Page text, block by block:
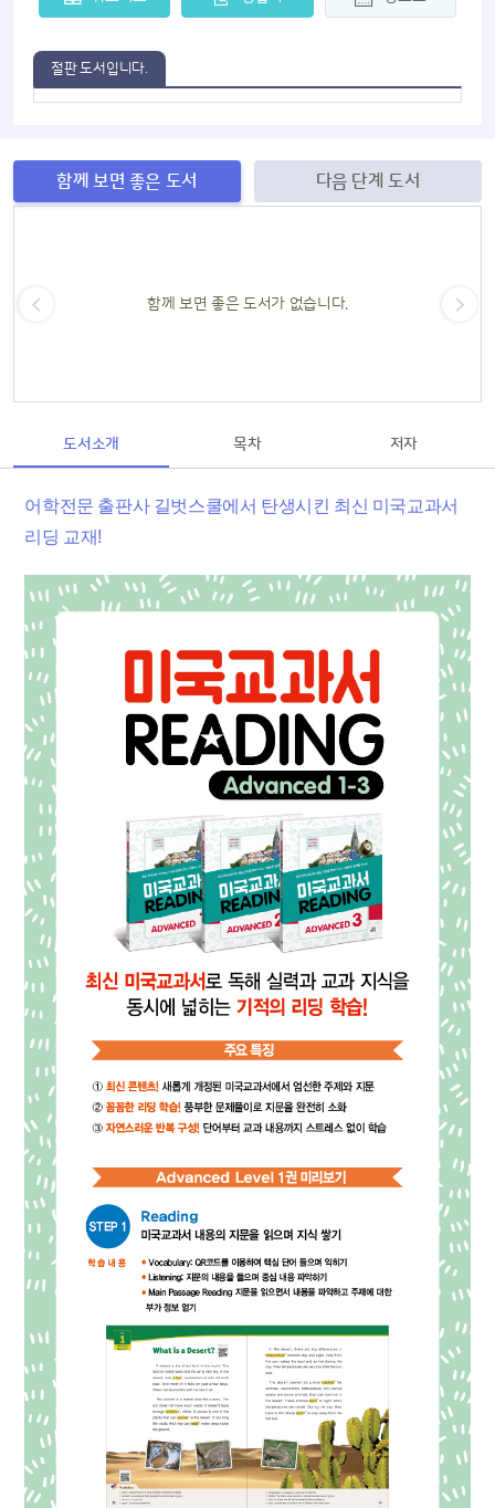
절판 도서입니다.
함께 보면 좋은 도서 다음 단계 도서
함께 보면 좋은 도서가 없습니다.
도서소개 목차 저자
어학전문 출판사 길벗스쿨에서 탄생시킨 최신 미국교과서
리딩 교재!